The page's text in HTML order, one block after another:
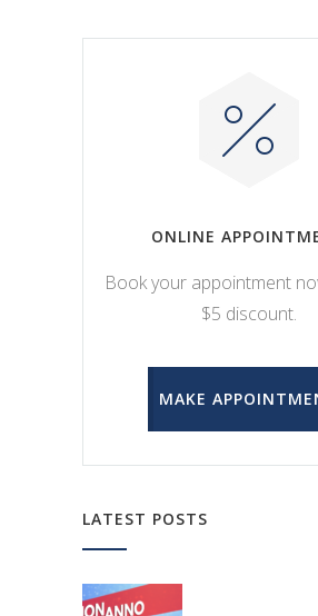
ONLINE
Book your appointment
$5 discount.
MAKE
LATEST POSTS